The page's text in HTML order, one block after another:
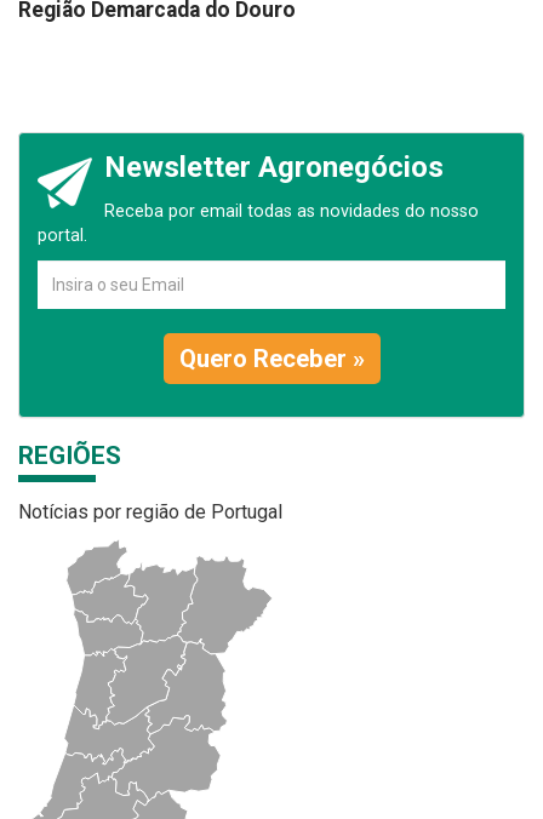
Região Demarcada do Douro
Newsletter Agronegócios
Receba por email todas as novidades do nosso
portal.
Quero Receber »
REGIÕES
Notícias por região de Portugal